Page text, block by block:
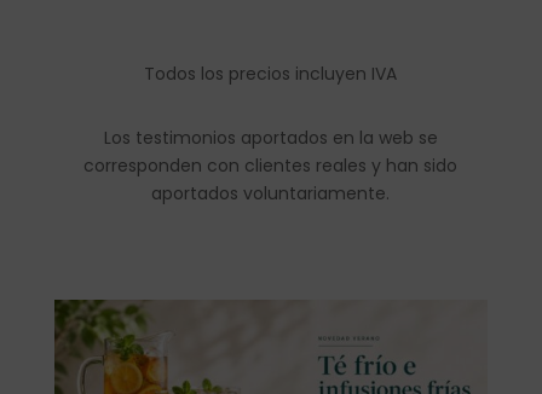
Todos los precios incluyen IVA
Los testimonios aportados en la web se
corresponden con clientes reales y han sido
aportados voluntariamente.